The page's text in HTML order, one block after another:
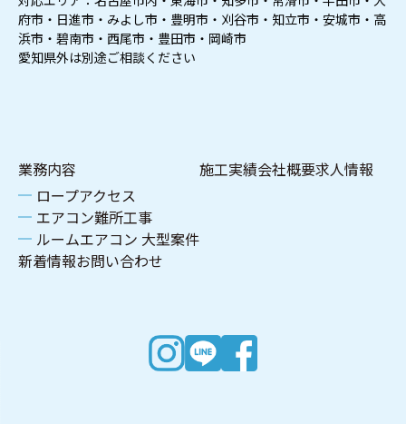
業務内容
ロープアクセス
エアコン難所工事
ルームエアコン 大型案件
施工実績会社概要求人情報
新着情報お問い合わせ
府市・日進市・みよし市・豊明市・刈谷市・知立市・安城市・高
浜市・碧南市・西尾市・豊田市・岡崎市
愛知県外は別途ご相談ください